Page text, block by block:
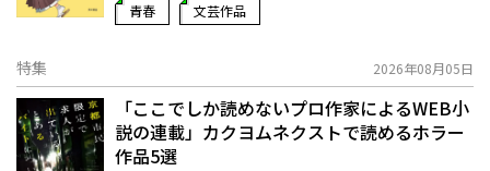
青春 文芸作品
特集 2026年08月05日
「ここでしか読めないプロ作家によるWEB小
説の連載」――カクヨムネクストで読めるホラー
作品5選